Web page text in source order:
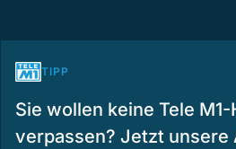
TIPP
Sie wollen keine Tele
verpassen? Jetzt unsere